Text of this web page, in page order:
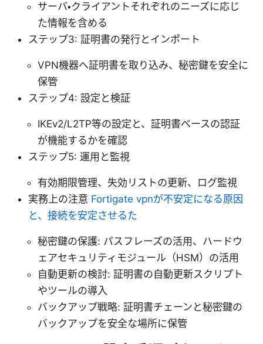
サーバ・クライアントそれぞれのニーズに応じ
た情報を含める
ステップ3: 証明書の発行とインポート
VPN機器へ証明書を取り込み、秘密鍵を安全に
保管
ステップ4: 設定と検証
IKEv2/L2TP等の設定と、証明書ベースの認証
が機能するかを確認
ステップ5: 運用と監視
有効期限管理、失効リストの更新、ログ監視
実務上の注意 Fortigate vpnが不安定になる原因
と、接続を安定させるた
秘密鍵の保護: パスフレーズの活用、ハードウ
ェアセキュリティモジュール（HSM）の活用
自動更新の検討: 証明書の自動更新スクリプト
やツールの導入
バックアップ戦略: 証明書チェーンと秘密鍵の
バックアップを安全な場所に保管